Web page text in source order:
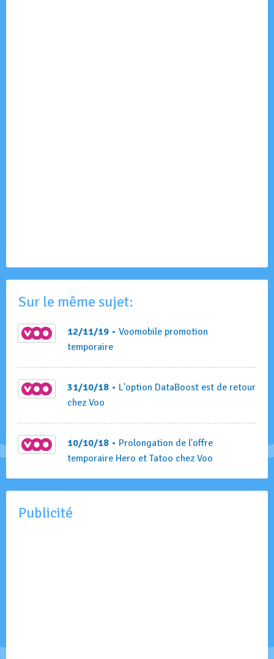
Sur le même sujet:
12/11/19 • Voomobile promotion
temporaire
31/10/18 • L'option DataBoost est de retour
chez Voo
10/10/18 • Prolongation de l'offre
temporaire Hero et Tatoo chez Voo
Publicité